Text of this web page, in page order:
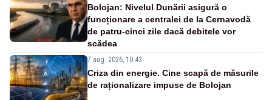
Bolojan: Nivelul Dunării asigură o
funcționare a centralei de la Cernavodă
de patru-cinci zile dacă debitele vor
scădea
7 aug. 2026, 10:43
Criza din energie. Cine scapă de măsurile
de raționalizare impuse de Bolojan